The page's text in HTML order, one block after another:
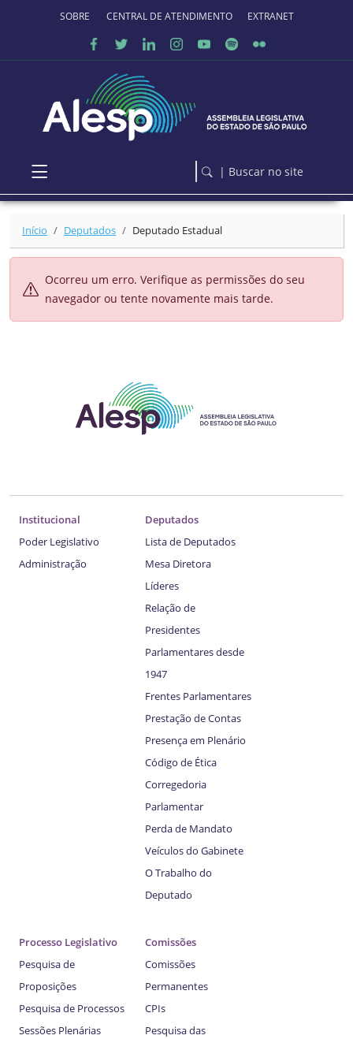
Ir para o conteúdo principal
SOBRE O PORTALCENTRAL DE ATENDIMENTO EXTRANET
| Buscar no site
Início Deputados Deputado Estadual
Ocorreu um erro. Verifique as permissões do seu
navegador ou tente novamente mais tarde.
Institucional
Poder Legislativo
Administração
Deputados
Lista de Deputados
Mesa Diretora
Líderes
Relação de
Presidentes
Parlamentares desde
1947
Frentes Parlamentares
Prestação de Contas
Presença em Plenário
Código de Ética
Corregedoria
Parlamentar
Perda de Mandato
Veículos do Gabinete
O Trabalho do
Deputado
Processo Legislativo
Pesquisa de
Proposições
Pesquisa de Processos
Sessões Plenárias
Comissões
Comissões
Permanentes
CPIs
Pesquisa das